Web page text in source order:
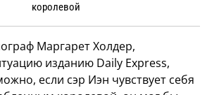
королевой
Маргарет Холдер,
изданию Daily Express,
если сэр Иэн чувствует себя